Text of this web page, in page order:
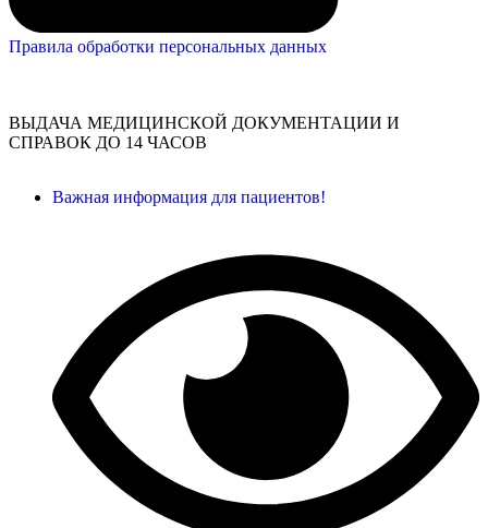
Правила обработки персональных данных
ВЫДАЧА МЕДИЦИНСКОЙ ДОКУМЕНТАЦИИ И
СПРАВОК ДО 14 ЧАСОВ
Важная информация для пациентов!